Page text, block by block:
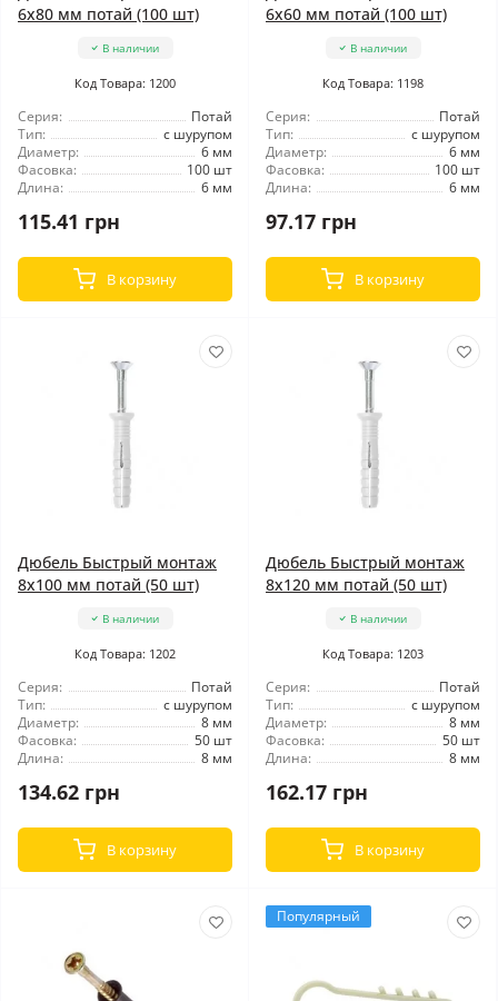
6x80 мм потай (100 шт)
В наличии
Код Товара: 1200
Серия:
Потай
Тип:
с шурупом
Диаметр:
6 мм
Фасовка:
100 шт
Длина:
6 мм
115.41 грн
В корзину
6x60 мм потай (100 шт)
В наличии
Код Товара: 1198
Серия:
Потай
Тип:
с шурупом
Диаметр:
6 мм
Фасовка:
100 шт
Длина:
6 мм
97.17 грн
В корзину
Дюбель Быстрый монтаж
8x100 мм потай (50 шт)
В наличии
Код Товара: 1202
Серия:
Потай
Тип:
с шурупом
Диаметр:
8 мм
Фасовка:
50 шт
Длина:
8 мм
134.62 грн
В корзину
Дюбель Быстрый монтаж
8x120 мм потай (50 шт)
В наличии
Код Товара: 1203
Серия:
Потай
Тип:
с шурупом
Диаметр:
8 мм
Фасовка:
50 шт
Длина:
8 мм
162.17 грн
В корзину
Популярный